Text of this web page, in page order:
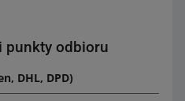
punkty odbioru
DHL, DPD)